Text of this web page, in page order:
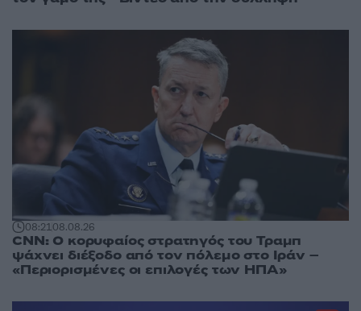
08:2108.08.26
CNN: Ο κορυφαίος στρατηγός του Τραμπ
ψάχνει διέξοδο από τον πόλεμο στο Ιράν –
«Περιορισμένες οι επιλογές των ΗΠΑ»